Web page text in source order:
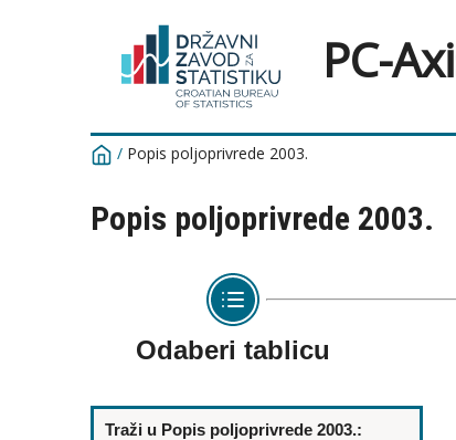
PC-
/ Popis poljoprivrede 2003.
Popis poljoprivrede 2003.
Odaberi tablicu
Traži u Popis poljoprivrede 2003.: